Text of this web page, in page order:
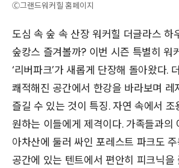
Ⓒ그랜드워커힐 홈페이지
도심 속 숲 속 산장 워커힐 더글라스 하
숲캉스 즐겨볼까? 이번 시즌 특별히 워
‘리버파크’가 새롭게 단장해 돌아왔다.
쾌적해진 공간에서 한강을 바라보며 레
즐길 수 있는 것이 특징. 자연 속에서
원하는 이들에게 제격이다. 가족들과의
아차산에 둘러 싸인 포레스트 파크도
공간에 있는 텐트에서 편안히 피크닉을